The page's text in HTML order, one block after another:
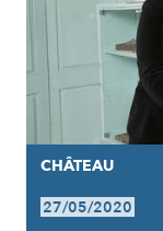
CHÂTEAU
27/05/2020